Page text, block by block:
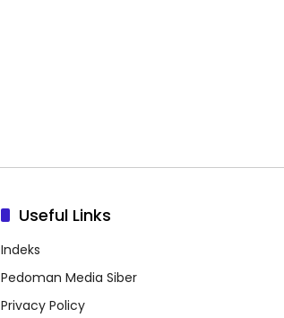
Useful Links
Indeks
Pedoman Media Siber
Privacy Policy